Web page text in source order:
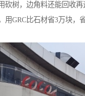
砍树，边角料还能回收
用GRC比石材省3万块，